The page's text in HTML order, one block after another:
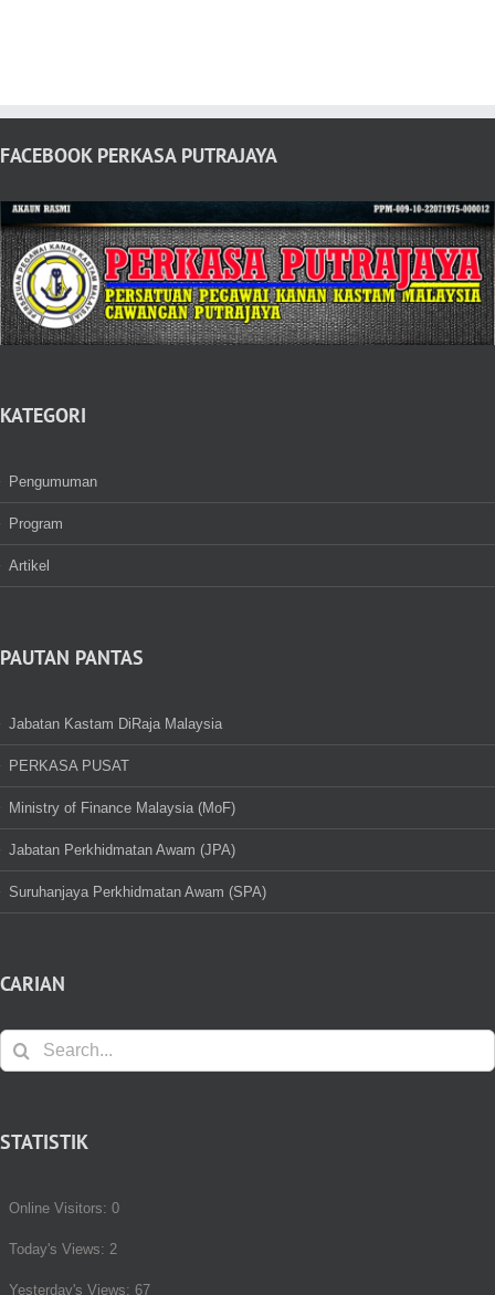
FACEBOOK PERKASA PUTRAJAYA
KATEGORI
Pengumuman
Program
Artikel
PAUTAN PANTAS
Jabatan Kastam DiRaja Malaysia
PERKASA PUSAT
Ministry of Finance Malaysia (MoF)
Jabatan Perkhidmatan Awam (JPA)
Suruhanjaya Perkhidmatan Awam (SPA)
CARIAN
Search
for:
STATISTIK
Online Visitors: 0
Today's Views: 2
Yesterday's Views: 67